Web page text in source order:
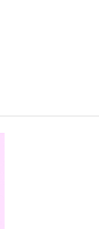
комплекти заготовки за